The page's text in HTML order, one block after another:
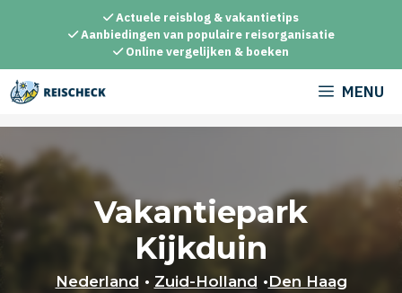
inhoud
Actuele reisblog & vakantietips
Aanbiedingen van populaire reisorganisatie
Online vergelijken & boeken
MENU
Vakantiepark
Kijkduin
Nederland • Zuid-Holland •Den Haag